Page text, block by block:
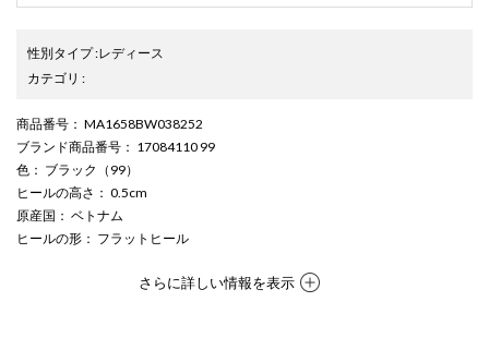
性別タイプ:レディース
カテゴリ :
商品番号 ： MA1658BW038252
ブランド商品番号 ： 17084110 99
色 ： ブラック（99）
ヒールの高さ ： 0.5cm
原産国 ： ベトナム
ヒールの形 ： フラットヒール
さらに詳しい情報を表示